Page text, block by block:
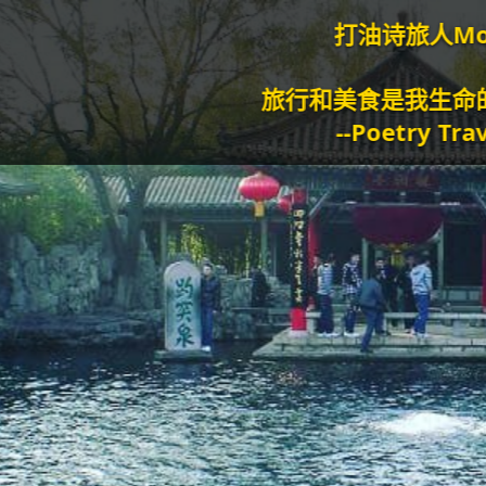
打油诗旅人Morgan
旅行和美食是我生命的动力泉源。
--Poetry Traveller